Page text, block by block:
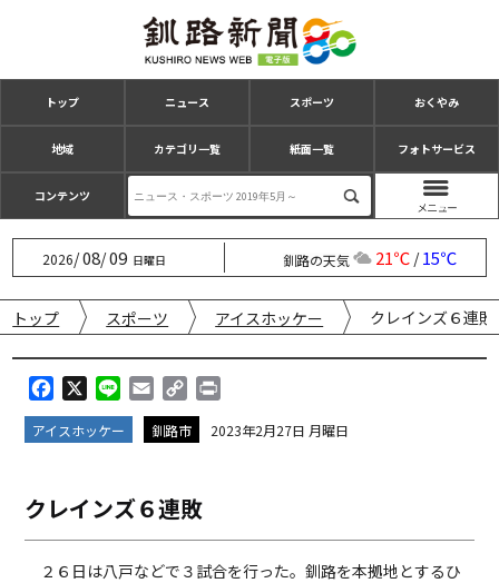
トップ ニュース スポーツ おくやみ
地域 カテゴリ一覧 紙面一覧 フォトサービス
コンテンツ
2026/08/09 日曜日 釧路の天気 21℃/15℃
トップ スポーツ アイスホッケー クレインズ６連敗
a
c
o
o
k
i
n
m
a
o
p
i
n
k
i
アイスホッケー 釧路市 2023年2月27日 月曜日
クレインズ６連敗
２６日は八戸などで３試合を行った。釧路を本拠地とするひ